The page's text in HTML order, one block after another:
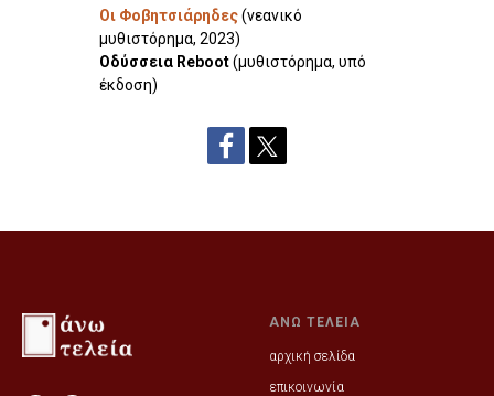
Οι Φοβητσιάρηδες(νεανικό
μυθιστόρημα, 2023)
Οδύσσεια Reboot(μυθιστόρημα, υπό
έκδοση)
ΑΝΩ ΤΕΛΕΙΑ
αρχική σελίδα
επικοινωνία